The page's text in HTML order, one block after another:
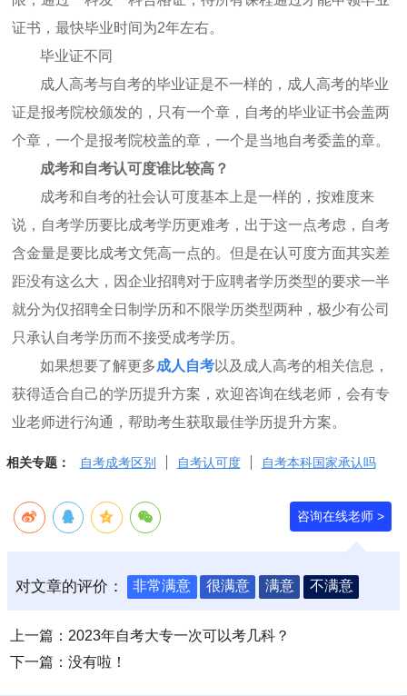
证书，最快毕业时间为2年左右。
毕业证不同
成人高考与自考的毕业证是不一样的，成人高考的毕业
证是报考院校颁发的，只有一个章，自考的毕业证书会盖两
个章，一个是报考院校盖的章，一个是当地自考委盖的章。
成考和自考认可度谁比较高？
成考和自考的社会认可度基本上是一样的，按难度来
说，自考学历要比成考学历更难考，出于这一点考虑，自考
含金量是要比成考文凭高一点的。但是在认可度方面其实差
距没有这么大，因企业招聘对于应聘者学历类型的要求一半
就分为仅招聘全日制学历和不限学历类型两种，极少有公司
只承认自考学历而不接受成考学历。
如果想要了解更多成人自考以及成人高考的相关信息，
获得适合自己的学历提升方案，欢迎咨询在线老师，会有专
业老师进行沟通，帮助考生获取最佳学历提升方案。
相关专题： 自考成考区别 自考认可度 自考本科国家承认吗
咨询在线老师 >
对文章的评价： 非常满意 很满意 满意 不满意
上一篇： 2023年自考大专一次可以考几科？
下一篇：没有啦！
学历提升报考中心